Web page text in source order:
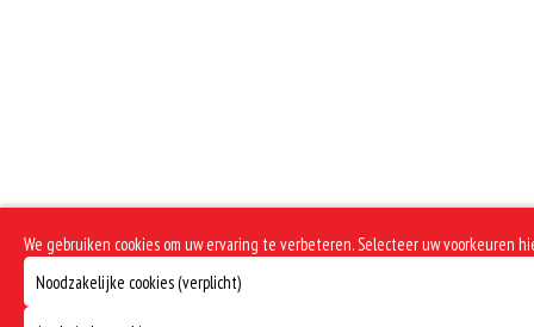
We gebruiken cookies om uw ervaring te verbeteren. Selecteer uw voorkeuren
Noodzakelijke cookies (verplicht)